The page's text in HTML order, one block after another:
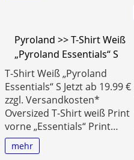
Pyroland >> T-Shirt Weiß
„Pyroland Essentials“ S
T-Shirt Weiß „Pyroland
Essentials“ S Jetzt ab 19.99 €
zzgl. Versandkosten*
Oversized T-Shirt weiß Print
vorne „Essentials“ Print…
mehr